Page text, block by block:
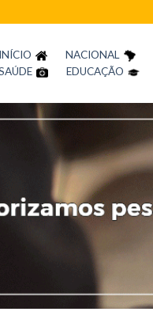
INÍCIO NACIONAL
EDUCAÇÃO